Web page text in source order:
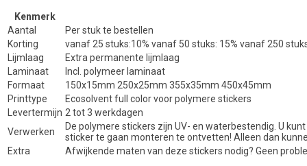
Kenmerk
Aantal
Per stuk te bestellen
Korting
vanaf 25 stuks:10% vanaf 50 stuks: 15% vanaf 250
Lijmlaag
Extra permanente lijmlaag
Laminaat
Incl. polymeer laminaat
Formaat
150x15mm 250x25mm 355x35mm 450x45mm
Printtype
Ecosolvent full color voor polymere stickers
Levertermijn 2 tot 3 werkdagen
Verwerken
De polymere stickers zijn UV- en waterbestendig. U
sticker te gaan monteren te ontvetten! Alleen dan
Extra
Afwijkende maten van deze stickers nodig? Geen